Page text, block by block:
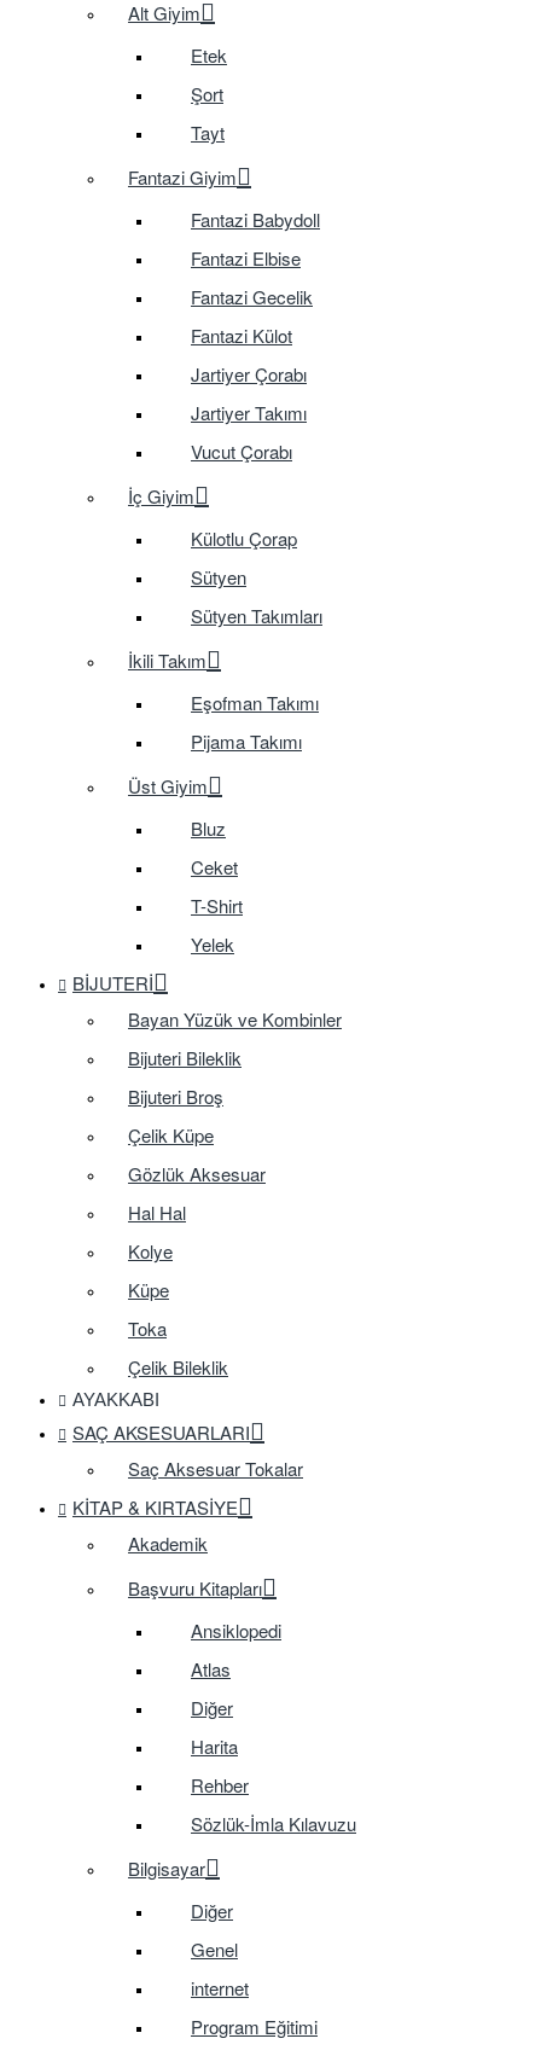
Alt Giyim
Etek
Şort
Tayt
Fantazi Giyim
Fantazi Babydoll
Fantazi Elbise
Fantazi Gecelik
Fantazi Külot
Jartiyer Çorabı
Jartiyer Takımı
Vucut Çorabı
İç Giyim
Külotlu Çorap
Sütyen
Sütyen Takımları
İkili Takım
Eşofman Takımı
Pijama Takımı
Üst Giyim
Bluz
Ceket
T-Shirt
Yelek
BIJUTERI
Bayan Yüzük ve Kombinler
Bijuteri Bileklik
Bijuteri Broş
Çelik Küpe
Gözlük Aksesuar
Hal Hal
Kolye
Küpe
Toka
Çelik Bileklik
AYAKKABI
SAÇ AKSESUARLARI
Saç Aksesuar Tokalar
KITAP & KIRTASIYE
Akademik
Başvuru Kitapları
Ansiklopedi
Atlas
Diğer
Harita
Rehber
Sözlük-İmla Kılavuzu
Bilgisayar
Diğer
Genel
internet
Program Eğitimi